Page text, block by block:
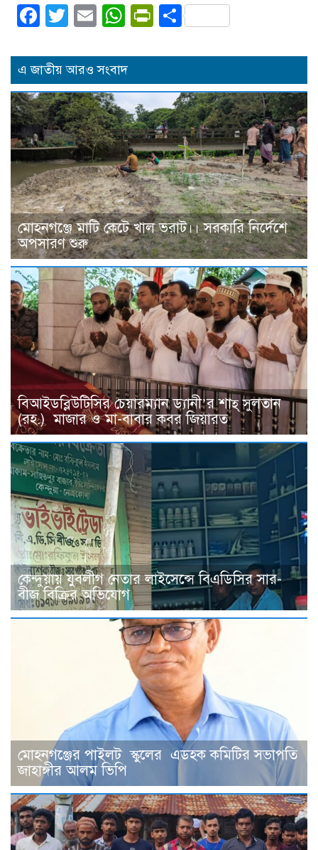
Facebook
Twitter
EmailWhatsApp
PrintFriendly
Share
এ জাতীয় আরও সংবাদ
মোহনগঞ্জে মাটি কেটে খাল ভরাট।। সরকারি নির্দেশে
অপসারণ শুরু
বিআইডব্লিউটিসির চেয়ারম্যান ড্যানী’র শাহ্ সুলতান
(রহ.) মাজার ও মা-বাবার কবর জিয়ারত
কেন্দুয়ায় যুবলীগ নেতার লাইসেন্সে বিএডিসির সার-
বীজ বিক্রির অভিযোগ
মোহনগঞ্জের পাইলট স্কুলের এডহক কমিটির সভাপতি
জাহাঙ্গীর আলম ভিপি